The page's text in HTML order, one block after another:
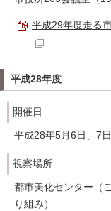
平成29年度走る
平成28年度
開催日
平成28年5月6日、7
視察場所
都市美化センター（
り組み）